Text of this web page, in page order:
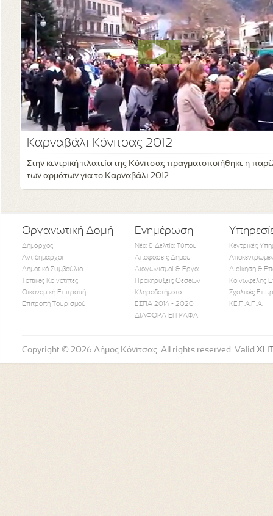
Καρναβάλι Κόνιτσας 2012
Στην κεντρική πλατεία της Κόνιτσας πραγματοποιήθηκε η
των αρμάτων για το Καρναβάλι 2012.
Οργανωτική Δομή
Δήμαρχος
Αντιδήμαρχοι
Δημοτικό Συμβούλιο
Τοπικές Κοινότητες
Οικονομική Επιτροπή
Επιτροπή Τουρισμού
Ενημέρωση
Νέα & Δελτία Τύπου
Αποφάσεις Δήμου
Διαγωνισμοί & Έργα
Προκηρύξεις Θέσεων
Κληροδοτήματα
ΕΣΠΑ 2014 - 2020
ΔΙΑΦΟΡΑ ΕΓΓΡΑΦΑ
Κεντρικές
Διοίκηση &
Κοινωφελής
Σχολικές
ΚΕ.Π.Α.Π.Α.
Follow Us
Copyright © 2026 Δήμος Κόνιτσας. All rights reserved. Valid